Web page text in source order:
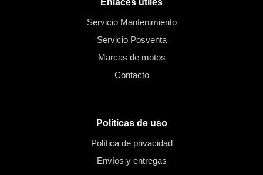
Enlaces útiles
Servicio Mantenimiento
Servicio Posventa
Marcas de motos
Contacto
Políticas de uso
Política de privacidad
Envíos y entregas